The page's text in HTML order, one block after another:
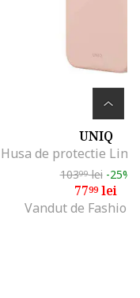
UNIQ
10399lei -25%
7799lei
Vandut de Fashion